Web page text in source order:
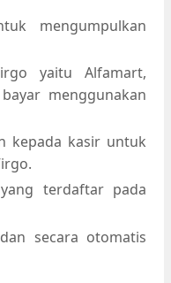
mengumpulkan
yaitu Alfamart,
menggunakan
kepada kasir untuk
terdaftar pada
secara otomatis